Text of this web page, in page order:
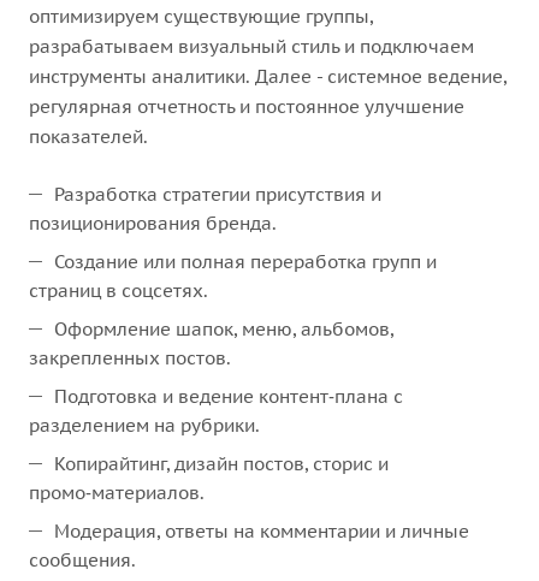
оптимизируем существующие группы,
разрабатываем визуальный стиль и подключаем
инструменты аналитики. Далее - системное ведение,
регулярная отчетность и постоянное улучшение
показателей.
Разработка стратегии присутствия и
позиционирования бренда.
Создание или полная переработка групп и
страниц в соцсетях.
Оформление шапок, меню, альбомов,
закрепленных постов.
Подготовка и ведение контент‑плана с
разделением на рубрики.
Копирайтинг, дизайн постов, сторис и
промо‑материалов.
Модерация, ответы на комментарии и личные
сообщения.